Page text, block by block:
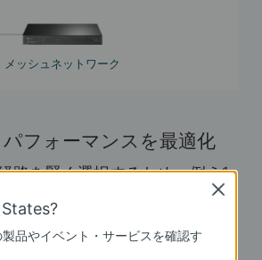
メッシュネットワーク
フォーマンスを最適化
路を賢く選択するため、例え1
しまったとしてもオンライン
とができます。
品やイベント・サービスを確認す
Close